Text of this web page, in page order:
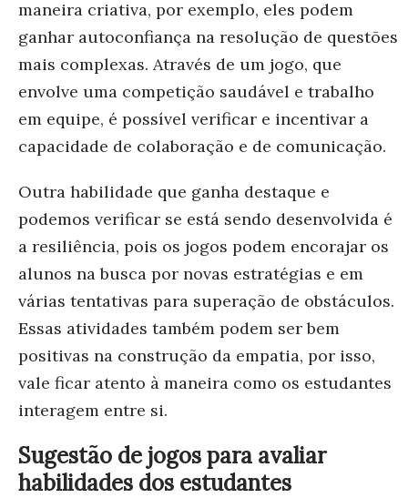
maneira criativa, por exemplo, eles podem
ganhar autoconfiança na resolução de questões
mais complexas. Através de um jogo, que
envolve uma competição saudável e trabalho
em equipe, é possível verificar e incentivar a
capacidade de colaboração e de comunicação.
Outra habilidade que ganha destaque e
podemos verificar se está sendo desenvolvida é
a resiliência, pois os jogos podem encorajar os
alunos na busca por novas estratégias e em
várias tentativas para superação de obstáculos.
Essas atividades também podem ser bem
positivas na construção da empatia, por isso,
vale ficar atento à maneira como os estudantes
interagem entre si.
Sugestão de jogos para avaliar
habilidades dos estudantes